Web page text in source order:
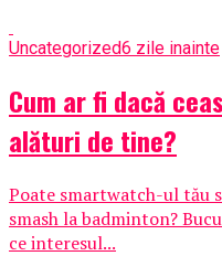
Uncategorized6 zile inainte
Cum ar fi dacă
alături de tine?
Poate smartwatch-ul tău
smash la badminton?
ce interesul...